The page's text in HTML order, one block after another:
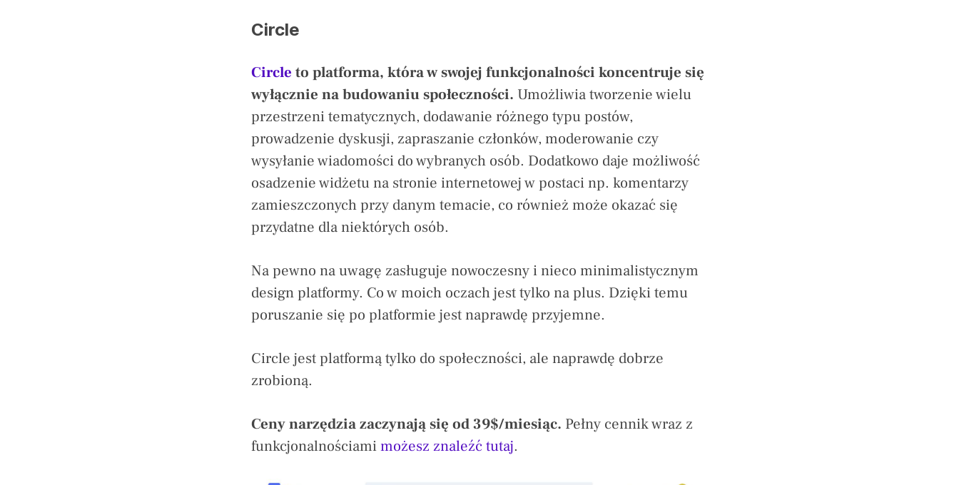
Circle
Circle to platforma, która w swojej funkcjonalności koncentruje się
wyłącznie na budowaniu społeczności. Umożliwia tworzenie wielu
przestrzeni tematycznych, dodawanie różnego typu postów,
prowadzenie dyskusji, zapraszanie członków, moderowanie czy
wysyłanie wiadomości do wybranych osób. Dodatkowo daje możliwość
osadzenie widżetu na stronie internetowej w postaci np. komentarzy
zamieszczonych przy danym temacie, co również może okazać się
przydatne dla niektórych osób.
Na pewno na uwagę zasługuje nowoczesny i nieco minimalistycznym
design platformy. Co w moich oczach jest tylko na plus. Dzięki temu
poruszanie się po platformie jest naprawdę przyjemne.
Circle jest platformą tylko do społeczności, ale naprawdę dobrze
zrobioną.
Ceny narzędzia zaczynają się od 39$/miesiąc. Pełny cennik wraz z
funkcjonalnościamimożesz znaleźć tutaj.